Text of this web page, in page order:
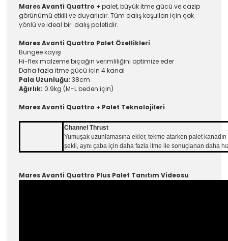
Mares Avanti Quattro + palet, büyük itme gücü ve cazip
görünümü etkili ve duyarlıdır. Tüm dalış koşulları için çok
yönlü ve ideal bir dalış paletidir.
Mares Avanti Quattro Palet Özellikleri
Bungee kayışı
Hi-flex malzeme bıçağın verimliliğini optimize eder
Daha fazla itme gücü için 4 kanal
Pala Uzunluğu: 38cm
Ağırlık: 0.9kg (M-L beden için)
Mares Avanti Quattro + Palet Teknolojileri
Channel Thrust
Yumuşak uzunlamasına ekler, tekme atarken palet
şekli, aynı çaba için daha fazla itme ile sonuçlanan daha
Mares Avanti Quattro Plus Palet Tanıtım Videosu